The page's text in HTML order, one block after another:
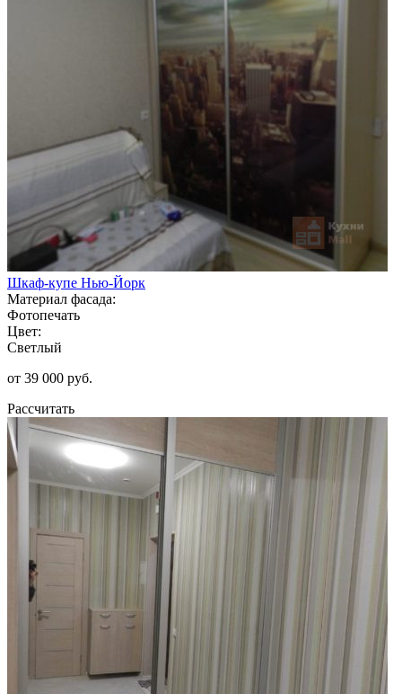
Шкаф-купе Нью-Йорк
Материал фасада:
Фотопечать
Цвет:
Светлый
от 39 000 руб.
Рассчитать